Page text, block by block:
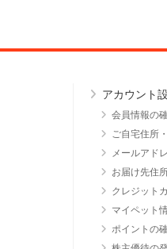
アカウント
会員情報の
ご自宅住所
メールアド
お届け先住
クレジット
マイペット
ポイントの